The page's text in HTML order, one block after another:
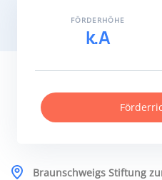
Braunschweigs Stiftung
FÖRDERHÖHE
k.A